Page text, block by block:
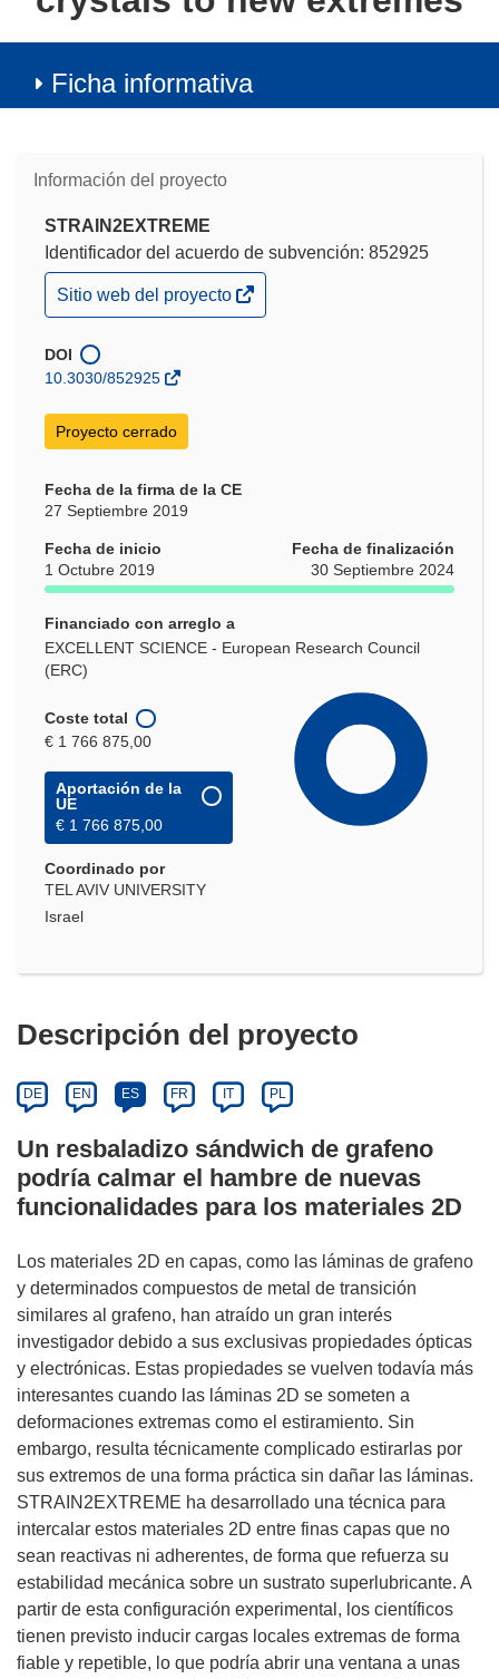
Ficha informativa
Información del proyecto
STRAIN2EXTREME
Identificador del acuerdo de subvención: 852925
(se
abrirá
una
nueva
Sitio web del proyecto
DOI
10.3030/852925
Proyecto cerrado
Fecha de la firma de la CE
27 Septiembre 2019
Fecha de inicio
1 Octubre 2019
Fecha de finalización
30 Septiembre 2024
Financiado con arreglo a
EXCELLENT SCIENCE - European Research Council
(ERC)
Coste total
€ 1 766 875,00
Aportación de la
UE
€ 1 766 875,00
Coordinado por
TEL AVIV UNIVERSITY
Israel
Descripción del proyecto
DE EN ES FR IT PL
Un resbaladizo sándwich de grafeno
podría calmar el hambre de nuevas
funcionalidades para los materiales 2D
Los materiales 2D en capas, como las láminas de grafeno
y determinados compuestos de metal de transición
similares al grafeno, han atraído un gran interés
investigador debido a sus exclusivas propiedades ópticas
y electrónicas. Estas propiedades se vuelven todavía más
interesantes cuando las láminas 2D se someten a
deformaciones extremas como el estiramiento. Sin
embargo, resulta técnicamente complicado estirarlas por
sus extremos de una forma práctica sin dañar las láminas.
STRAIN2EXTREME ha desarrollado una técnica para
intercalar estos materiales 2D entre finas capas que no
sean reactivas ni adherentes, de forma que refuerza su
estabilidad mecánica sobre un sustrato superlubricante. A
partir de esta configuración experimental, los científicos
tienen previsto inducir cargas locales extremas de forma
fiable y repetible, lo que podría abrir una ventana a unas